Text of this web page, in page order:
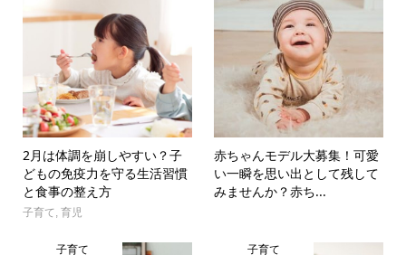
2月は体調を崩しやすい？子
どもの免疫力を守る生活習慣
と食事の整え方
子育て, 育児
赤ちゃんモデル大募集！可愛
い一瞬を思い出として残して
みませんか？赤ち...
子育て 子育て